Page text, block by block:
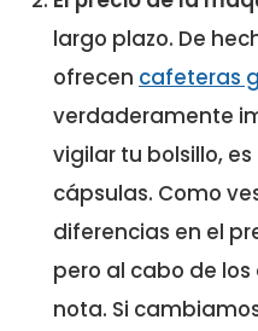
largo plazo. De
ofrecen cafeteras
verdaderamente
vigilar tu bolsillo,
cápsulas. Como
diferencias en el
pero al cabo de los
nota. Si